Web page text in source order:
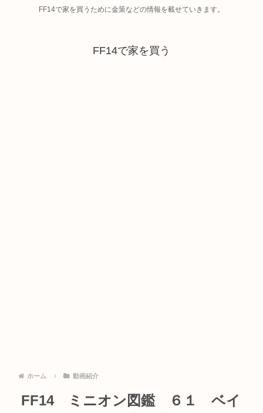
FF14で家を買うために金策などの情報を載せていきます。
FF14で家を買う
ホーム 動画紹介
FF14 ミニオン図鑑 ６１ ベイ